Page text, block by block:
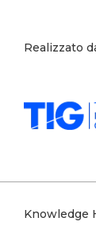
Realizzato
Knowledge